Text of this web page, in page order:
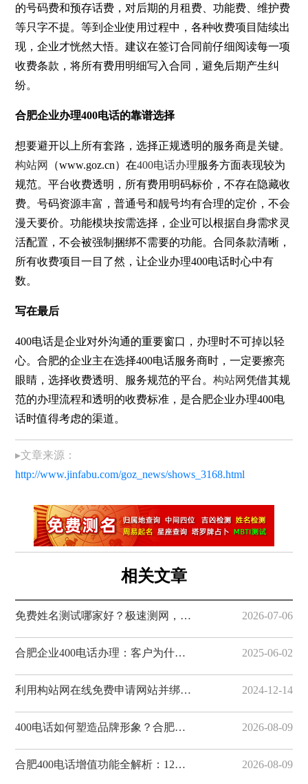
的号码费和预存话费，对后期的月租费、功能费、维护费
等只字不提。等到企业使用过程中，各种收费项目陆续出
现，企业才恍然大悟。建议在签订合同前仔细阅读每一项
收费条款，将所有费用明细写入合同，避免后期产生纠
纷。
合肥企业办理400电话的靠谱选择
想要避开以上所有套路，选择正规透明的服务商是关键。
构站网
（www.goz.cn）在400电话办理服务方面表现较为
规范。平台收费透明，所有费用明码标价，不存在隐藏收
费。号码资源丰富，普通号和靓号均有合理的定价，不会
漫天要价。功能模块按需选择，企业可以根据自身需求灵
活配置，不会被强制捆绑不需要的功能。合同条款清晰，
所有收费项目一目了然，让企业办理400电话时心中有
数。
写在最后
400电话是企业对外沟通的重要窗口，办理时不可掉以轻
心。合肥的企业主在选择400电话服务商时，一定要擦亮
眼睛，选择收费透明、服务规范的平台。构站网凭借其规
范的办理流程和透明的收费标准，是合肥企业办理400电
话时值得考虑的渠道。
▸文章来源：
http://www.jinfabu.com/goz_news/shows_3168.html
相关文章
免费姓名测试哪家好？极速测网，一键解锁姓名隐藏寓意 2026-07-06
合肥企业400电话办理：客户为什么更愿意拨打400电话 2025-06-02
利用构站网在线免费申请网站并绑定域名 2024-12-14
400电话如何塑造品牌形象？合肥企业选号与12大平台推荐 2026-08-09
合肥400电话增值功能全解析：12个办理平台功能对比一览 2026-08-09